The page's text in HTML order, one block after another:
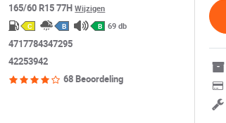
165/60 R15 77HWijzigen
C B B 69 db
4717784347295
42253942
68 Beoordeling